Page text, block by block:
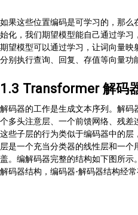
如果这些位置编码是可学习的，那
始化，我们期望模型能自己通过学
期望模型可以通过学习，让词向量
分别执行查询、回复、存值等向量功
1.3 Transformer 解码
解码器的工作是生成文本序列。解
个多头注意层、一个前馈网络、残差
这些子层的行为类似于编码器中的
层是一个充当分类器的线性层和一
盖。编解码器完整的结构如下图所
解码器结构，编码器-解码器结构经常